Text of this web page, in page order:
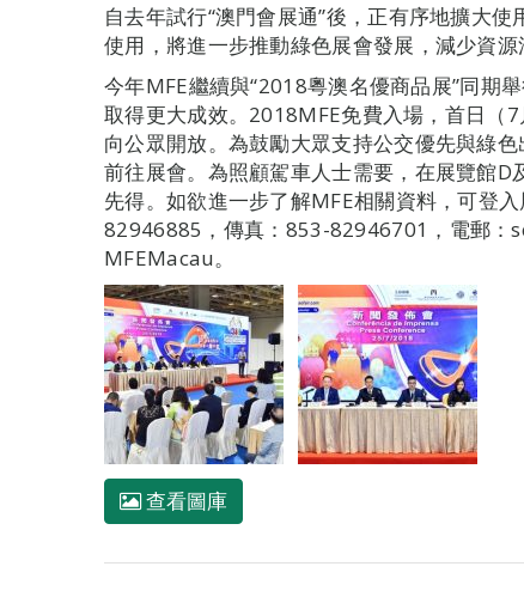
自去年試行“澳門會展通”後，正有序地擴大
使用，將進一步推動綠色展會發展，減少資源
今年MFE繼續與“2018粵澳名優商品展”同期
取得更大成效。2018MFE免費入場，首日（
向公眾開放。為鼓勵大眾支持公交優先與綠
前往展會。為照顧駕車人士需要，在展覽館
先得。如欲進一步了解MFE相關資料，可登
82946885，傳真：853-82946701，電郵：
MFEMacau。
查看圖庫